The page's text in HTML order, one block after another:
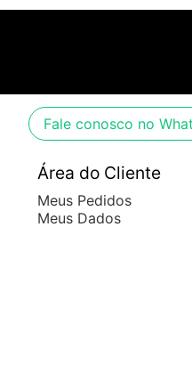
Fale conosco no
Área do Cliente
Meus Pedidos
Meus Dados